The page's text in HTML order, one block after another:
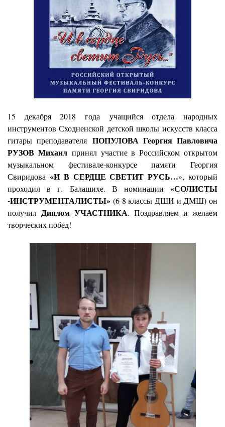
15 декабря 2018 года учащийся отдела народных
инструментов Сходненской детской школы искусств класса
гитары преподавателя ПОПУЛОВА Георгия Павловича
РУЗОВ Михаилпринял участие в Российском открытом
музыкальном фестивале-конкурсе памяти Георгия
Свиридова «И В СЕРДЦЕ СВЕТИТ РУСЬ…», который
проходил в г. Балашихе. В номинации «СОЛИСТЫ
-ИНСТРУМЕНТАЛИСТЫ» (6-8 классы ДШИ и ДМШ) он
получил Диплом УЧАСТНИКА. Поздравляем и желаем
творческих побед!